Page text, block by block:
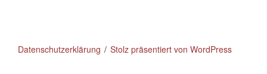
Datenschutzerklärung Stolz präsentiert von WordPress